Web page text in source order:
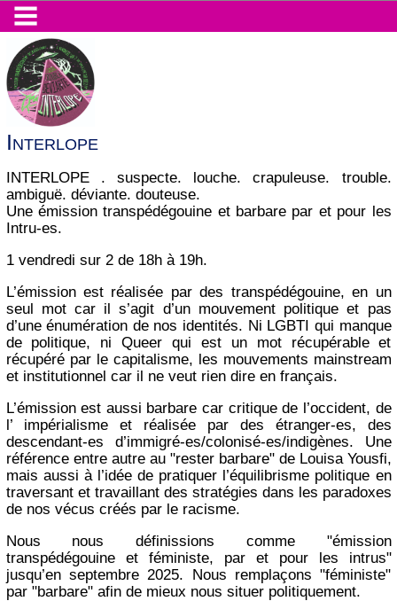
Interlope
INTERLOPE . suspecte. louche. crapuleuse. trouble.
ambiguë. déviante. douteuse.
Une émission transpédégouine et barbare par et pour les
Intru-es.
1 vendredi sur 2 de 18h à 19h.
L’émission est réalisée par des transpédégouine, en un
seul mot car il s’agit d’un mouvement politique et pas
d’une énumération de nos identités. Ni LGBTI qui manque
de politique, ni Queer qui est un mot récupérable et
récupéré par le capitalisme, les mouvements mainstream
et institutionnel car il ne veut rien dire en français.
L’émission est aussi barbare car critique de l’occident, de
l’ impérialisme et réalisée par des étranger-es, des
descendant-es d’immigré-es/colonisé-es/indigènes. Une
référence entre autre au "rester barbare" de Louisa Yousfi,
mais aussi à l’idée de pratiquer l’équilibrisme politique en
traversant et travaillant des stratégies dans les paradoxes
de nos vécus créés par le racisme.
Nous nous définissions comme "émission
transpédégouine et féministe, par et pour les intrus"
jusqu’en septembre 2025. Nous remplaçons "féministe"
par "barbare" afin de mieux nous situer politiquement.